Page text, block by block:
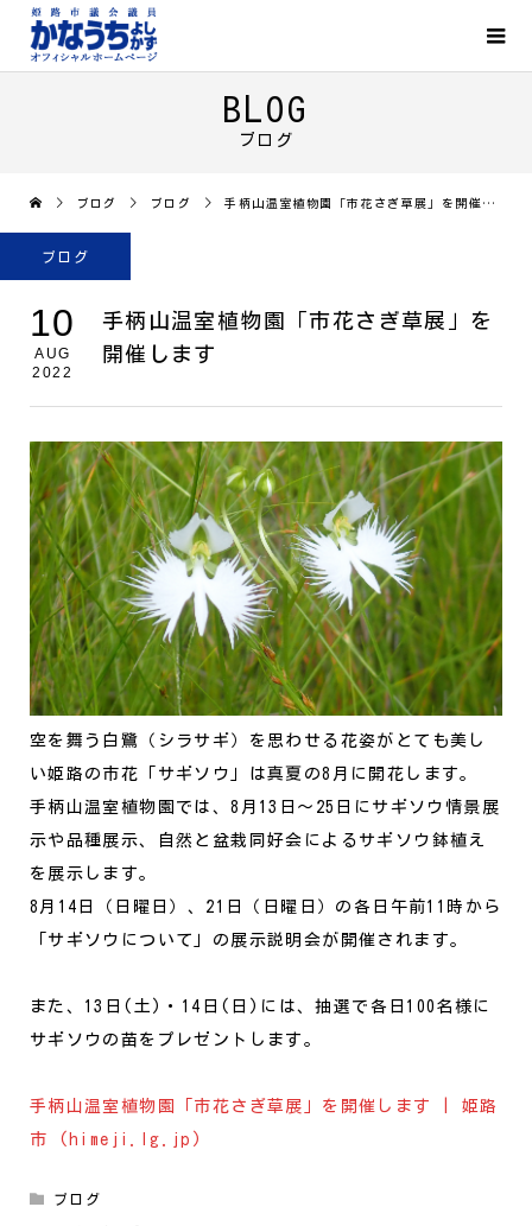
BLOG
ブログ
ブログ ブログ 手柄山温室植物園「市花さぎ草展」を開催します
ブログ
10
AUG
2022
手柄山温室植物園「市花さぎ草展」を
開催します
空を舞う白鷺（シラサギ）を思わせる花姿がとても美し
い姫路の市花「サギソウ」は真夏の8月に開花します。
手柄山温室植物園では、8月13日～25日にサギソウ情景展
示や品種展示、自然と盆栽同好会によるサギソウ鉢植え
を展示します。
8月14日（日曜日）、21日（日曜日）の各日午前11時から
「サギソウについて」の展示説明会が開催されます。
また、13日(土)・14日(日)には、抽選で各日100名様に
サギソウの苗をプレゼントします。
手柄山温室植物園「市花さぎ草展」を開催します | 姫路
市 (himeji.lg.jp)
ブログ